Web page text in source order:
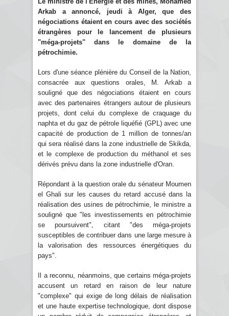
Arkab a annoncé, jeudi à Alger, que des
négociations étaient en cours avec des sociétés
étrangères pour le lancement de plusieurs
"méga-projets" dans le domaine de la
pétrochimie.
Lors d'une séance plénière du Conseil de la Nation,
consacrée aux questions orales, M. Arkab a
souligné que des négociations étaient en cours
avec des partenaires étrangers autour de plusieurs
projets, dont celui du complexe de craquage du
naphta et du gaz de pétrole liquéfié (GPL) avec une
capacité de production de 1 million de tonnes/an
qui sera réalisé dans la zone industrielle de Skikda,
et le complexe de production du méthanol et ses
dérivés prévu dans la zone industrielle d'Oran.
Répondant à la question orale du sénateur Moumen
el Ghali sur les causes du retard accusé dans la
réalisation des usines de pétrochimie, le ministre a
souligné que "les investissements en pétrochimie
se poursuivent", citant "des méga-projets
susceptibles de contribuer dans une large mesure à
la valorisation des ressources énergétiques du
pays".
Il a reconnu, néanmoins, que certains méga-projets
accusent un retard en raison de leur nature
"complexe" qui exige de long délais de réalisation
et une haute expertise technologique, dont dispose